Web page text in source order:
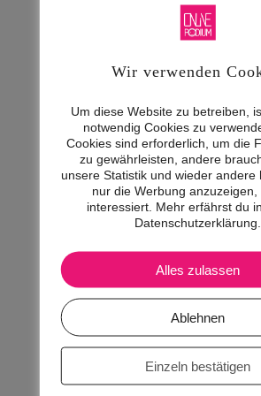
Veränderungen sind meine
digitalen Herausforderungen
meiner Arbeit. Ständige
Weiterentwicklung und
(Agilität) mit gesundem
kreativen Denken bilden für
schlüssige
Ich will Unternehmen bei
Auswahl
der richtigen
eine wirkungsvolle digitale
Transformation behilflich
Wir verwenden
Um diese Website zu betreiben,
notwendig Cookies zu
Cookies sind erforderlich, um die
zu gewährleisten, andere
unsere Statistik und wieder andere
nur die Werbung anzuzeigen,
interessiert. Mehr erfährst du
Datenschutzerklärung.
Alles zulassen
Ablehnen
Einzeln bestätigen